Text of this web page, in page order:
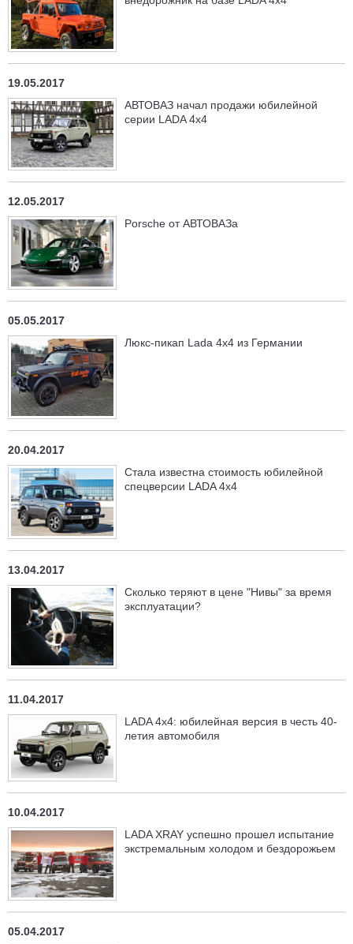
19.05.2017
АВТОВАЗ начал продажи юбилейной
серии LADA 4х4
12.05.2017
Porsche от АВТОВАЗа
05.05.2017
Люкс-пикап Lada 4x4 из Германии
20.04.2017
Стала известна стоимость юбилейной
спецверсии LADA 4х4
13.04.2017
Сколько теряют в цене "Нивы" за время
эксплуатации?
11.04.2017
LADA 4х4: юбилейная версия в честь 40-
летия автомобиля
10.04.2017
LADA XRAY успешно прошел испытание
экстремальным холодом и бездорожьем
05.04.2017